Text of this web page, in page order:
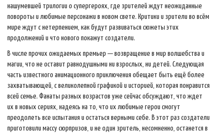
нашумевшей трилогии о супергероях, где зрителей ждут неожиданные
повороты и любимые персонажи в новом свете. Критики и зрители во всём
мире ждут с нетерпением, как будут развиваться сюжеты этих
продолжений и что нового покажут создатели.
В числе прочих ожидаемых премьер — возвращение в мир волшебства и
магии, что не оставит равнодушными ни взрослых, ни детей. Следующая
часть известного анимационного приключения обещает быть ещё более
захватывающей, с великолепной графикой и историей, которая понравится
всей семье. Фанаты разных возрастов уже сейчас обсуждают, что ждет
их в новых сериях, надеясь на то, что их любимые герои смогут
преодолеть все испытания и остаться верными себе. В этот раз создатели
приготовили массу сюрпризов, и не один зритель, несомненно, останется в